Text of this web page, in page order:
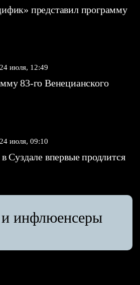
представил программу
24 июля, 12:49
83-го Венецианского
24 июля, 09:10
Суздале впервые продлится
и инфлюенсеры